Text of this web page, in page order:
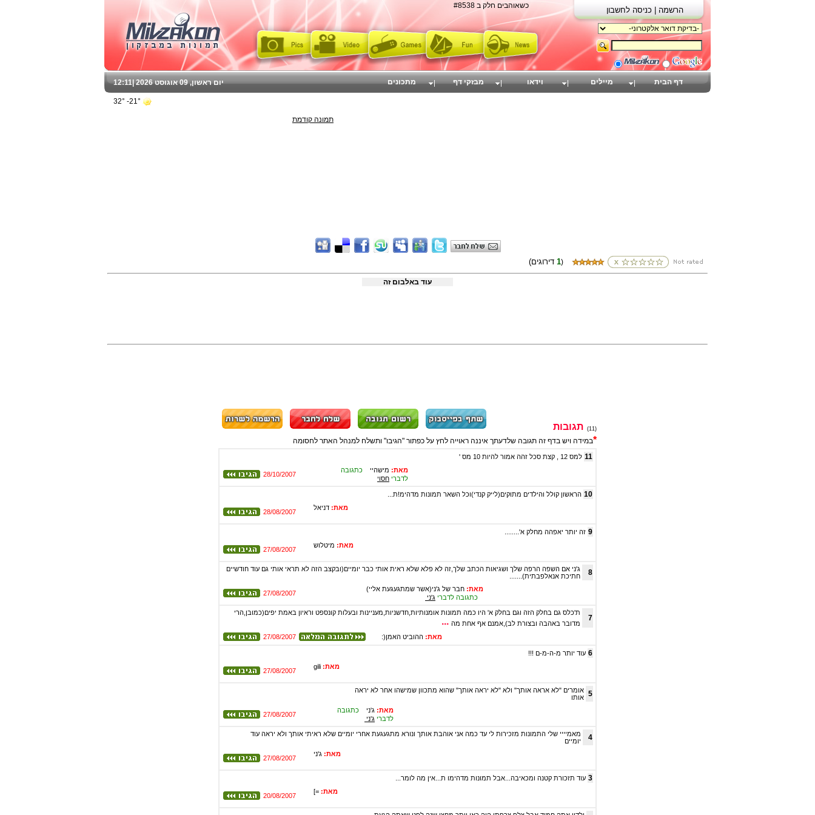
כשאוהבים חלק ב #8538
תמונה קודמת
1)
עוד באלבום זה
(11)
תגובות
*במידה ויש בדף זה תגובה שלדעתך איננה ראוייה לחץ על כפתור "הגיבו" ותשלח למנהל האתר לחסומה
למס 12 , קצת סכל זהה אמור להיות 10 מס ' 11
28/10/2007
מאת: מישהיי
כתגובה
לדברי חסוי
הראשון קולל והילדים מתוקים(לייק קנדי)וכל השאר תמונות מדהימ!ת... 10
28/08/2007
מאת: דניאל
זה יותר יאפהה מחלק א'........ 9
27/08/2007
מאת: מיטלוש
ג'ני אם השפה הרפה שלך ושגיאות הכתב שלך,זה לא פלא שלא ראית אותי כבר יומיים(ובקצב הזה לא תראי אותי גם עוד חודשיים
חתיכת אנאלפבתית).......
8
27/08/2007
מאת: חבר של ג'ני(אשר שמתגעגעת אליי)
כתגובה לדברי ג'ני
ת'כלס גם בחלק הזה וגם בחלק א' היו כמה תמונות אומנותיות,חדשניות,מעניינות ובעלות קונספט וראיון באמת יפים(כמובן,הרי
מדובר באהבה ובצורת לב),אמנם אף אחת מה ... 7
27/08/2007 מאת: ההוביט האמן(:
עוד יותר מ-ה-מ-ם !!! 6
27/08/2007
מאת: gili
אומרים "לא אראה אותך" ולא "לא יראה אותך" שהוא מתכוון שמישהו אחר לא יראה
אותו 5
27/08/2007
מאת: ג'ני
כתגובה
לדברי ג'ני
מאמיייי שלי התמונות מזכירות לי עד כמה אני אוהבת אותך ונורא מתגעגעת אחרי יומיים שלא ראיתי אותך ולא יראה עוד
יומיים
4
27/08/2007
מאת: ג'ני
עוד תזכורת קטנה ומכאיבה...אבל תמונות מדהימו ת...אין מה לומר... 3
20/08/2007
מאת: =]
12:11 יום ראשון, 09 אוגוסט 2026 | דף הבית מיילים וידאו מבזקי דף מתכונים
21°- 32°
הרשמה | כניסה לחשבון